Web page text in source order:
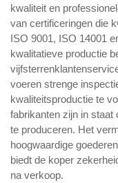
kwaliteit en
van certificeringen die
ISO 9001, ISO 14001
kwalitatieve productie
voeren strenge
kwaliteitsproductie te
fabrikanten zijn in staat
te produceren. Het
hoogwaardige
biedt de koper
na verkoop.